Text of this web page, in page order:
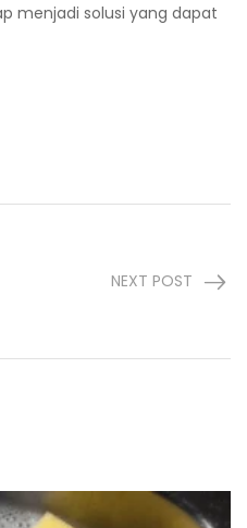
menjadi solusi yang dapat
NEXT POST